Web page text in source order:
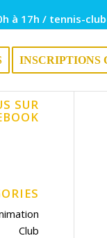
à 17h / tennis-
INSCRIPTIONS
SUR
Club